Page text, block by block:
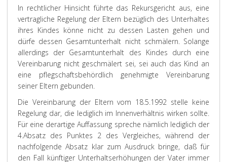
In rechtlicher Hinsicht führte das Rekursgericht aus, eine
vertragliche Regelung der Eltern bezüglich des Unterhaltes
ihres Kindes könne nicht zu dessen Lasten gehen und
dürfe dessen Gesamtunterhalt nicht schmälern. Solange
allerdings der Gesamtunterhalt des Kindes durch eine
Vereinbarung nicht geschmälert sei, sei auch das Kind an
eine pflegschaftsbehördlich genehmigte Vereinbarung
seiner Eltern gebunden.
Die Vereinbarung der Eltern vom 18.5.1992 stelle keine
Regelung dar, die lediglich im Innenverhältnis wirken sollte.
Für eine derartige Auffassung spreche nämlich lediglich der
4.Absatz des Punktes 2 des Vergleiches, während der
nachfolgende Absatz klar zum Ausdruck bringe, daß für
den Fall künftiger Unterhaltserhöhungen der Vater immer